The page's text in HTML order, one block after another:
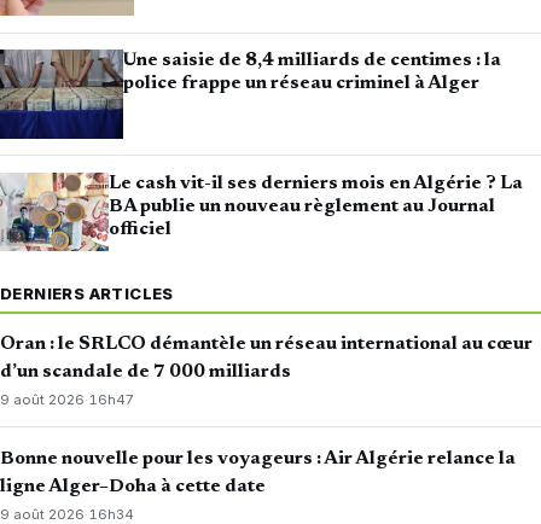
Une saisie de 8,4 milliards de centimes : la
police frappe un réseau criminel à Alger
Le cash vit-il ses derniers mois en Algérie ? La
BA publie un nouveau règlement au Journal
officiel
DERNIERS ARTICLES
Oran : le SRLCO démantèle un réseau international au cœur
d’un scandale de 7 000 milliards
9 août 2026·16h47
Bonne nouvelle pour les voyageurs : Air Algérie relance la
ligne Alger–Doha à cette date
9 août 2026· 16h34